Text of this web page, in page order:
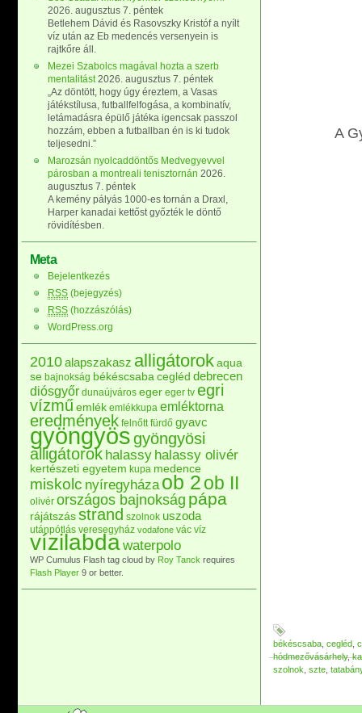
A
békéscsaba cegléd
hódmezővásárhely,
szolnok szte
2026. augusztus 7. péntek
Betlehem Dávid és Rasovszky Kristóf a nyílt
víz után az Eb medencés versenyein is
rajtkőre áll.
Mezei Szabolcs magával hozta a szerb
mentalitást 2026. augusztus 7. péntek
„Az döntött, hogy úgy éreztem, a Vasas
játékstílusa, futballfelfogása, a kombinatív,
letámadásra épülő játéka igencsak passzol
hozzám, ebben a futballban én is ki tudok
teljesedni.”
Marozsán nyolcaddöntős Medvegyevvel
párosban a montreali tenisztornán 2026.
augusztus 7. péntek
A kemény pályás 1000-es tornán a Draxl,
Harper kanadai kettőst győzték le döntő
rövidítésben.
Meta
Bejelentkezés
RSS (bejegyzés)
RSS (hozzászólás)
WordPress.org
2010alapszakasz alligátorokaqua
se bajnokság békéscsaba cegléd debrecen
diósgyőr dunaújváros eger eger tv egri
vízműemlék emlékkupa emléktorna
eredmények felnőtt fürdő gyavc
gyöngyösgyöngyösi
alligátorok halassy halassy olivér
kertészeti egyetem kupa medence
miskolc nyíregyháza ob 2ob II
olivér országos bajnokság pápa
rájátszás strand szolnok uszoda
utánpótlás veresegyház vodafone vác víz
vízilabdawaterpolo
WP Cumulus Flash tag cloud by Roy Tanck requires
Flash Player 9 or better.